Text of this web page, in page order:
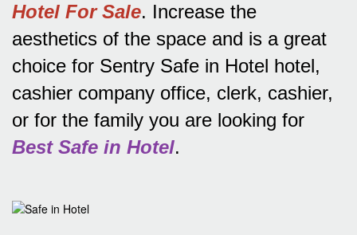
Hotel For Sale. Increase the
aesthetics of the space and is a great
choice for Sentry Safe in Hotel hotel,
cashier company office, clerk, cashier,
or for the family you are looking for
Best Safe in Hotel.